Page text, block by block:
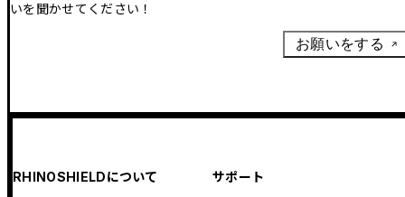
いを聞かせてください！
お願いをする
RHINOSHIELDについて サポート